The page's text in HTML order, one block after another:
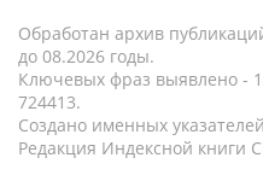
Обработан архив
до 08.2026 годы.
Ключевых фраз выявлено -
724413.
Создано именных
Редакция Индексной книги